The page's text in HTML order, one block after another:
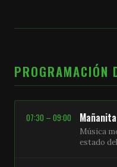
PROGRAMACIÓN
07:30 – 09:00
Música
estado